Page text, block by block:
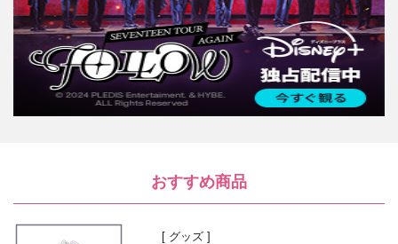
おすすめ商品
グッズ